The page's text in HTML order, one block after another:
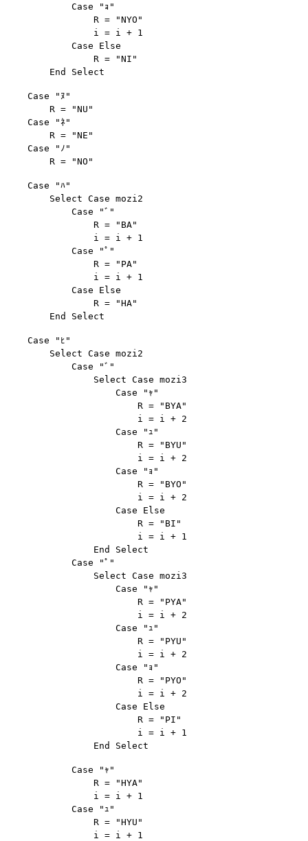
            Case "ｮ"
                R = "NYO"
                i = i + 1
            Case Else
                R = "NI"
    Case "ﾇ"
        R = "NU"
    Case "ﾈ"
        R = "NE"
    Case "ﾉ"
    Case "ﾊ"
        Select Case mozi2
            Case "ﾞ"
                R = "BA"
                i = i + 1
            Case "ﾟ"
                R = "PA"
                i = i + 1
            Case Else
                R = "HA"
    Case "ﾋ"
        Select Case mozi2
            Case "ﾞ"
                Select Case mozi3
                    Case "ｬ"
                        R = "BYA"
                        i = i + 2
                    Case "ｭ"
                        R = "BYU"
                        i = i + 2
                    Case "ｮ"
                        R = "BYO"
                        i = i + 2
                    Case Else
                        R = "BI"
                        i = i + 1
                End Select
            Case "ﾟ"
                Select Case mozi3
                    Case "ｬ"
                        R = "PYA"
                        i = i + 2
                    Case "ｭ"
                        R = "PYU"
                        i = i + 2
                    Case "ｮ"
                        R = "PYO"
                        i = i + 2
                    Case Else
                        R = "PI"
                        i = i + 1
            Case "ｬ"
                R = "HYA"
                i = i + 1
            Case "ｭ"
                R = "HYU"
                i = i + 1